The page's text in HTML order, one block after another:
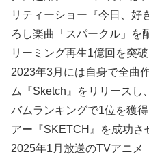
リティーショー『今日、好
ろし楽曲「スパークル」を
リーミング再生1億回を突破
2023年3月には自身で全曲
ム『Sketch』をリリースし
バムランキングで1位を獲
アー『SKETCH』を成功さ
2025年1月放送のTVアニメ